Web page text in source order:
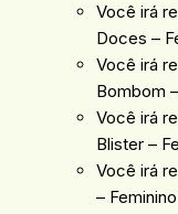
Você irá
Doces –
Você irá
Bombom
Você irá
Blister –
Você irá
– Feminino